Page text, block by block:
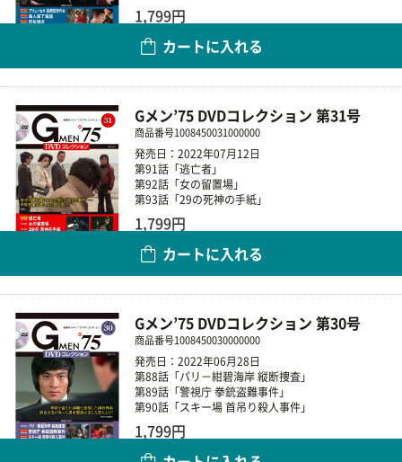
1,799円
カートに入れる
Gメン’75 DVDコレクション 第31号
商品番号1008450031000000
発売日：2022年07月12日
第91話「逃亡者」
第92話「女の留置場」
第93話「29の死神の手紙」
1,799円
カートに入れる
Gメン’75 DVDコレクション 第30号
商品番号1008450030000000
発売日：2022年06月28日
第88話「パリ－紺碧海岸 縦断捜査」
第89話「警視庁 拳銃盗難事件」
第90話「スキー場 首吊り殺人事件」
1,799円